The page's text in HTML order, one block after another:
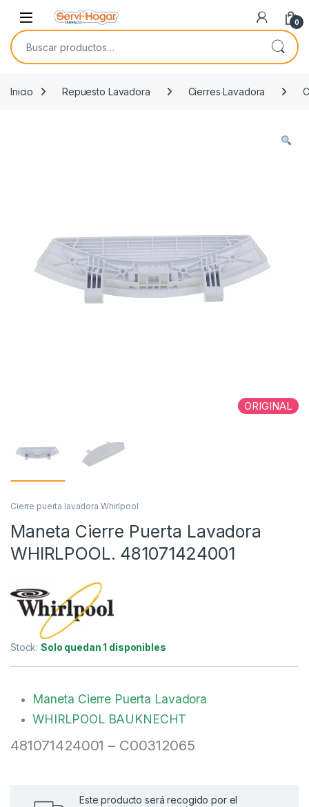
Saltar a navegación
saltar al contenido
Open 0
Buscar por:
Inicio Repuesto Lavadora Cierres Lavadora
ORIGINAL
Cierre puerta lavadora Whirlpool
Maneta Cierre Puerta Lavadora
WHIRLPOOL. 481071424001
Stock:Solo quedan 1 disponibles
Maneta Cierre Puerta Lavadora
WHIRLPOOL BAUKNECHT
481071424001 – C00312065
Este producto será recogido por el